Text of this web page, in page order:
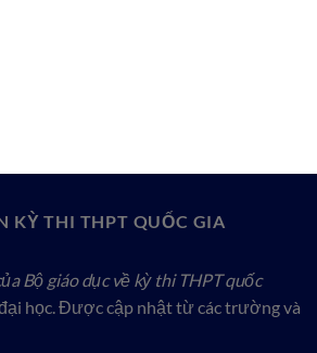
KỲ THI THPT QUỐC GIA
Bộ giáo dục về kỳ thi THPT quốc
học. Được cập nhật từ các trường và